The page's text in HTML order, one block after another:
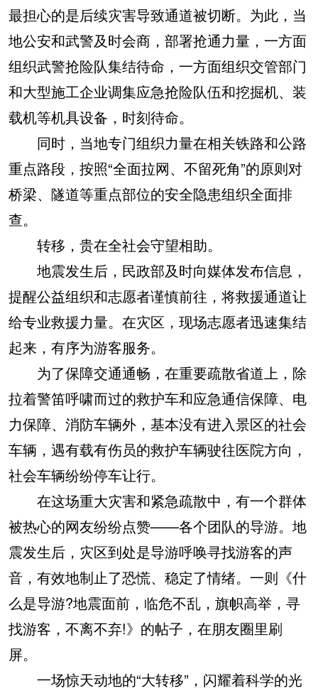
最担心的是后续灾害导致通道被切断。为此，当
地公安和武警及时会商，部署抢通力量，一方面
组织武警抢险队集结待命，一方面组织交管部门
和大型施工企业调集应急抢险队伍和挖掘机、装
载机等机具设备，时刻待命。
同时，当地专门组织力量在相关铁路和公路
重点路段，按照“全面拉网、不留死角”的原则对
桥梁、隧道等重点部位的安全隐患组织全面排
查。
转移，贵在全社会守望相助。
地震发生后，民政部及时向媒体发布信息，
提醒公益组织和志愿者谨慎前往，将救援通道让
给专业救援力量。在灾区，现场志愿者迅速集结
起来，有序为游客服务。
为了保障交通通畅，在重要疏散省道上，除
拉着警笛呼啸而过的救护车和应急通信保障、电
力保障、消防车辆外，基本没有进入景区的社会
车辆，遇有载有伤员的救护车辆驶往医院方向，
社会车辆纷纷停车让行。
在这场重大灾害和紧急疏散中，有一个群体
被热心的网友纷纷点赞——各个团队的导游。地
震发生后，灾区到处是导游呼唤寻找游客的声
音，有效地制止了恐慌、稳定了情绪。一则《什
么是导游?地震面前，临危不乱，旗帜高举，寻
找游客，不离不弃!》的帖子，在朋友圈里刷
屏。
一场惊天动地的“大转移”，闪耀着科学的光